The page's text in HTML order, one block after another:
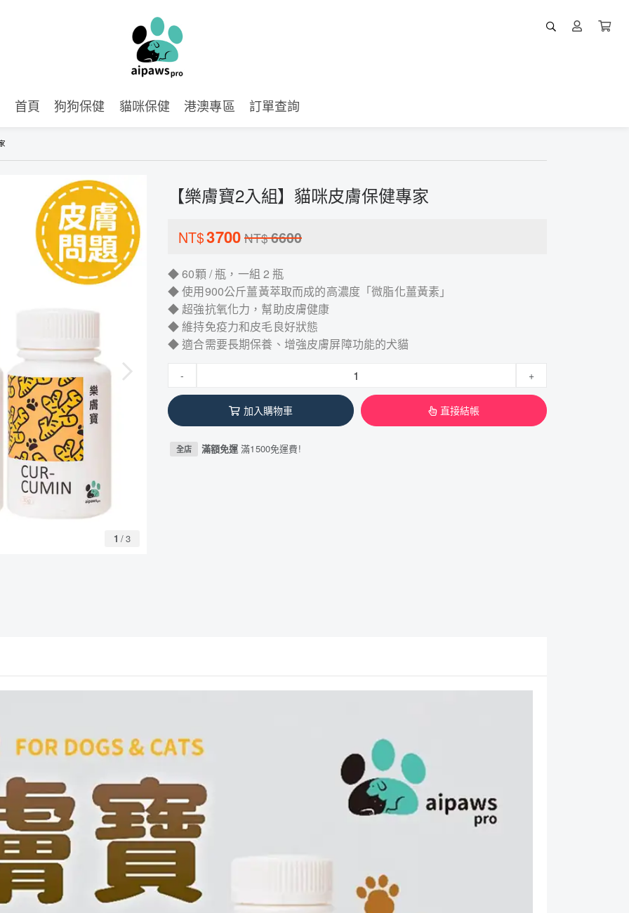
首頁 狗狗保健 貓咪保健 港澳專區 訂單查詢
1 /3
【樂膚寶2入組】貓咪皮膚保健專家
NT$3700 NT$6600
◆ 60顆 / 瓶，一組 2 瓶
◆ 使用900公斤薑黃萃取而成的高濃度「微脂化薑黃素」
◆ 超強抗氧化力，幫助皮膚健康
◆ 維持免疫力和皮毛良好狀態
◆ 適合需要長期保養、增強皮膚屏障功能的犬貓
- +
加入購物車 直接結帳
全店 滿額免運滿1500免運費!